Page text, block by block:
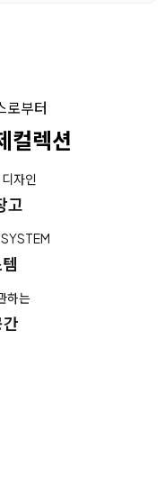
로부터
컬렉션
자인
고
하는